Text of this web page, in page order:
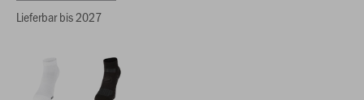
Lieferbar bis 2027